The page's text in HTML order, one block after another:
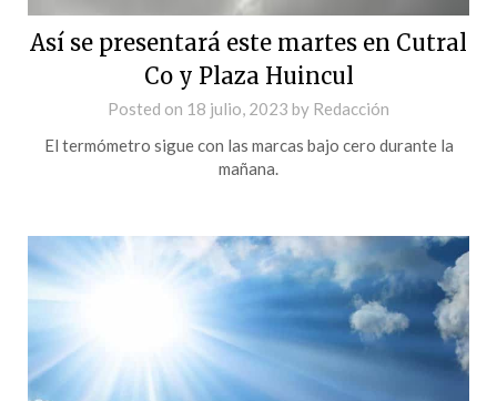
Así se presentará este martes en Cutral
Co y Plaza Huincul
Posted on 18 julio, 2023 by Redacción
El termómetro sigue con las marcas bajo cero durante la
mañana.